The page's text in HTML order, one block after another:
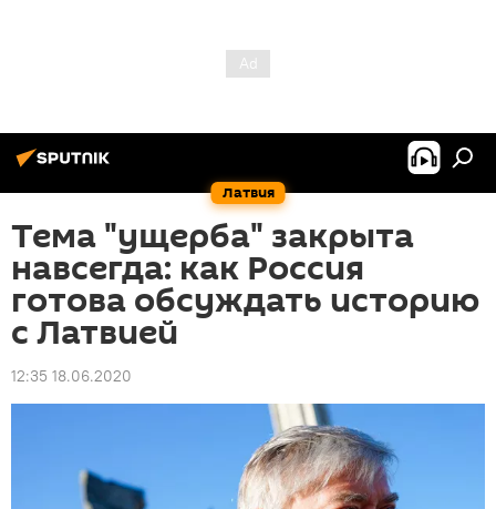
Латвия
Тема "ущерба" закрыта
навсегда: как Россия
готова обсуждать историю
с Латвией
12:35 18.06.2020